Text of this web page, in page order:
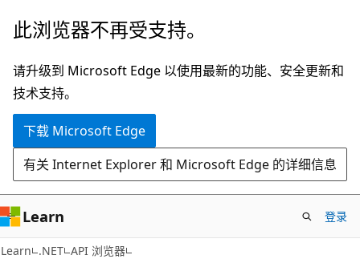
跳
主
要
内
跳
页
内
导
此浏览器不再受支持。
请升级到 Microsoft Edge 以使用最新的功能、安全更新和
技术支持。
下载 Microsoft Edge
有关 Internet Explorer 和 Microsoft Edge 的详细信息
Learn 登录
Learn .NET API 浏览器